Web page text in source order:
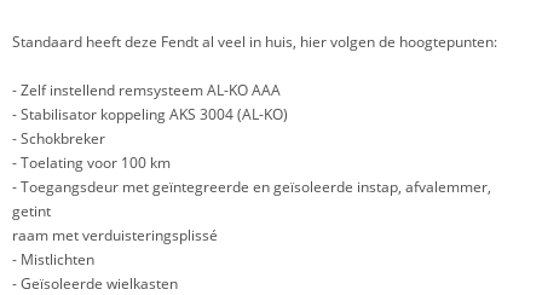
Standaard heeft deze Fendt al veel in huis, hier volgen de hoogtepunten:
- Zelf instellend remsysteem AL-KO AAA
- Stabilisator koppeling AKS 3004 (AL-KO)
- Schokbreker
- Toelating voor 100 km
- Toegangsdeur met geïntegreerde en geïsoleerde instap, afvalemmer,
getint
raam met verduisteringsplissé
- Mistlichten
- Geïsoleerde wielkasten